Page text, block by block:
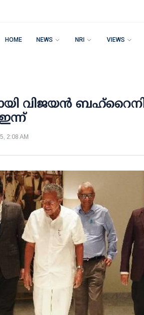
HOME NEWS NRI VIEWS
വിജയന്‍
2:08 AM